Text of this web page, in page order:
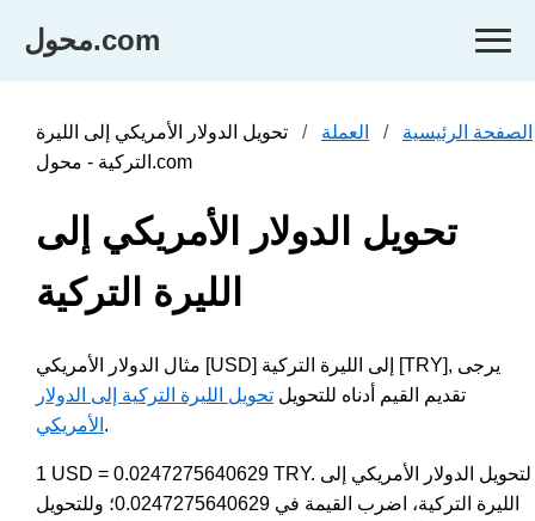
محول.com
الصفحة الرئيسية العملة
تحويل الدولار الأمريكي إلى الليرة
التركية - محول.com
تحويل الدولار الأمريكي إلى
الليرة التركية
مثال الدولار الأمريكي [USD] إلى الليرة التركية [TRY], يرجى
تقديم القيم أدناه للتحويل تحويل الليرة التركية إلى الدولار
الأمريكي .
1 USD = 0.0247275640629 TRY. لتحويل الدولار الأمريكي إلى
الليرة التركية، اضرب القيمة في 0.0247275640629؛ وللتحويل